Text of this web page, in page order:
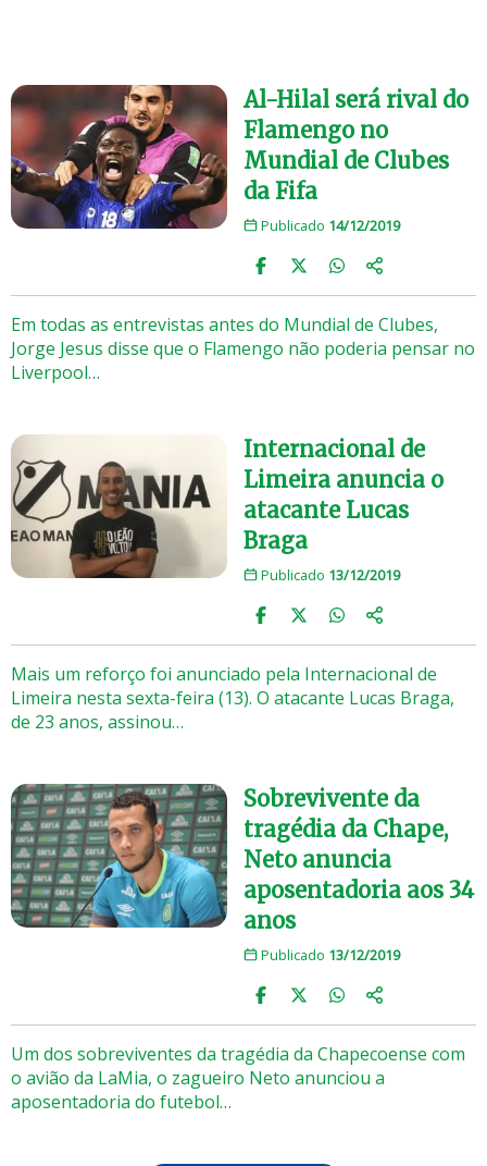
Al-Hilal será rival do
Flamengo no
Mundial de Clubes
da Fifa
Publicado 14/12/2019
Em todas as entrevistas antes do Mundial de Clubes,
Jorge Jesus disse que o Flamengo não poderia pensar no
Liverpool…
Internacional de
Limeira anuncia o
atacante Lucas
Braga
Publicado 13/12/2019
Mais um reforço foi anunciado pela Internacional de
Limeira nesta sexta-feira (13). O atacante Lucas Braga,
de 23 anos, assinou…
Sobrevivente da
tragédia da Chape,
Neto anuncia
aposentadoria aos 34
anos
Publicado 13/12/2019
Um dos sobreviventes da tragédia da Chapecoense com
o avião da LaMia, o zagueiro Neto anunciou a
aposentadoria do futebol…